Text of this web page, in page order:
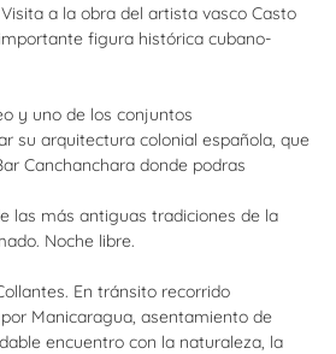
a la obra del artista vasco Casto
figura histórica cubano-
y uno de los conjuntos
su arquitectura colonial española, que
Canchanchara donde podras
las más antiguas tradiciones de la
Noche libre.
En tránsito recorrido
Manicaragua, asentamiento de
encuentro con la naturaleza, la